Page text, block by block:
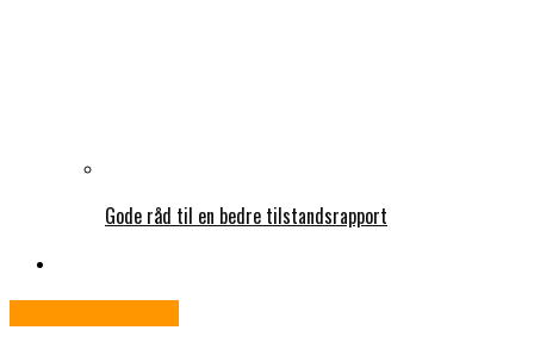
Gode råd til en bedre tilstandsrapport